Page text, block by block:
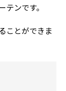
ンです。
ことができま